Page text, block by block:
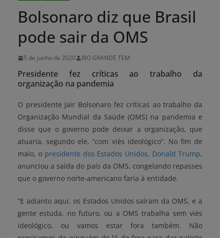
Bolsonaro diz que Brasil
pode sair da OMS
5 de junho de 2020 RIO GRANDE TEM
Presidente fez críticas ao trabalho da
organização na pandemia
O presidente Jair Bolsonaro fez críticas ao trabalho da
Organização Mundial da Saúde (OMS) na pandemia e
disse que o governo pode deixar a organização, que
atuaria, segundo ele, “com viés ideológico”. No fim de
maio, o presidente dos Estados Unidos, Donald Trump,
anunciou a saída do país da OMS, congelando repasses
que o governo norte-americano faria à entidade.
“E adianto aqui, os Estados Unidos saíram da OMS, e a
gente estuda, no futuro, ou a OMS trabalha sem viés
ideológico, ou vamos estar fora também. Não